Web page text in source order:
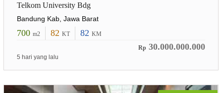
Telkom University Bdg
Bandung Kab, Jawa Barat
700 m2 82 KT 82 KM
Rp 30.000.000.000
5 hari yang lalu